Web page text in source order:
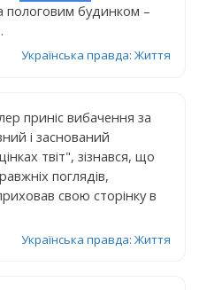
пологовим будинком –
Українська правда: Життя
приніс вибачення за
і заснований
твіт", зізнався, що
поглядів,
свою сторінку в
Українська правда: Життя